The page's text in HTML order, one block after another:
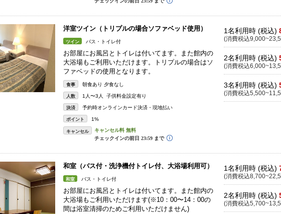
洋室ツイン（トリプルの場合ソファベッド使用）
ツイン バス・トイレ付
お部屋にお風呂とトイレは付いてます。また館内の
大浴場もご利用いただけます。トリプルの場合はソ
ファベッドの使用となります。
食事 朝食あり 夕食なし
人数 1人〜3人 子供料金設定有り
決済 予約時オンラインカード決済・現地払い
ポイント 1%
キャンセル
1名利用時 (税込)
(消費税込
2名利用時 (税込)
(消費税込
3名利用時 (税込)
(消費税込
和室（バス付・洗浄機付トイレ付、大浴場利用可）
和室 バス・トイレ付
お部屋にお風呂とトイレは付いてます。また館内の
大浴場もご利用いただけます(※10：00〜14：00の
間は浴室清掃のためご利用いただけません)
1名利用時 (税込)
(消費税込
2名利用時 (税込)
(消費税込